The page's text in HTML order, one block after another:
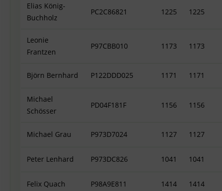
Elias König-
Buchholz
PC2C86821 1225 1225
Leonie
Frantzen
P97CBB010 1173 1173
Björn Bernhard P122DDD025 1171 1171
Michael
Schösser
PD04F181F 1156 1156
Michael Grau P973D7024 1127 1127
Peter Lenhard P973DC826 1041 1041
Felix Quach P98A9E811 1414 1414